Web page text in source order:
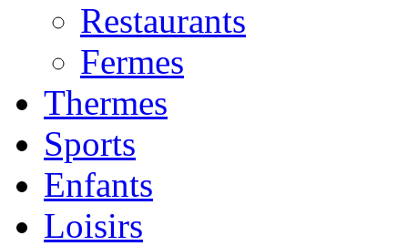
Restaurants
Fermes
Thermes
Sports
Enfants
Loisirs